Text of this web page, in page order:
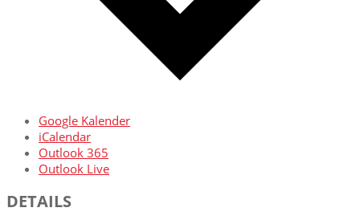
Google Kalender
iCalendar
Outlook 365
Outlook Live
DETAILS